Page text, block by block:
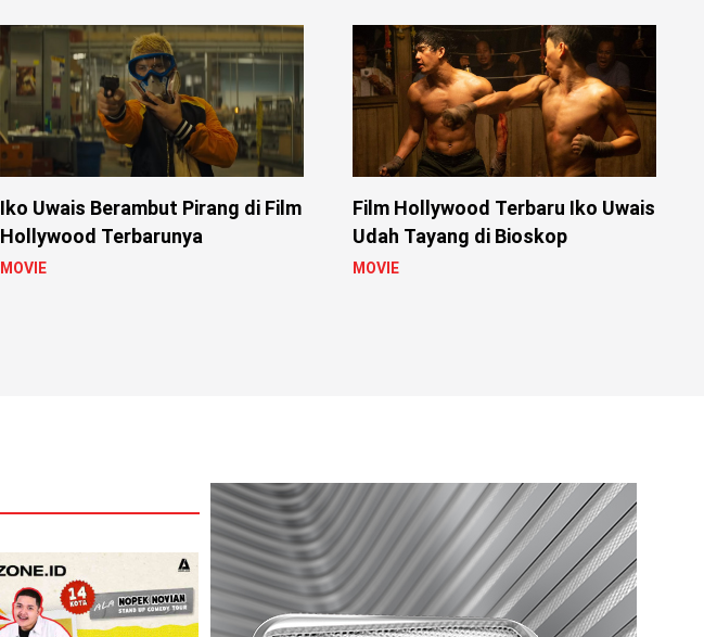
Iko Uwais Berambut Pirang di Film
Hollywood Terbarunya
MOVIE
Film Hollywood Terbaru Iko Uwais
Udah Tayang di Bioskop
MOVIE